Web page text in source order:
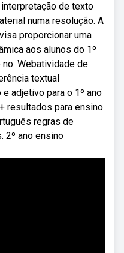
de texto
numa resolução. A
proporcionar uma
aos alunos do 1º
Webatividade de
textual
adjetivo para o 1º ano
resultados para ensino
regras de
2º ano ensino